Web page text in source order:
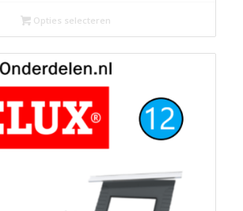
€142.81
Opties selecteren